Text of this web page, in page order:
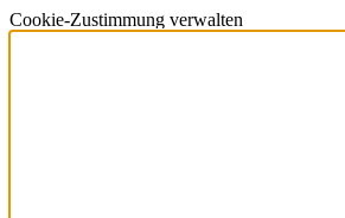
Cookie-Zustimmung verwalten